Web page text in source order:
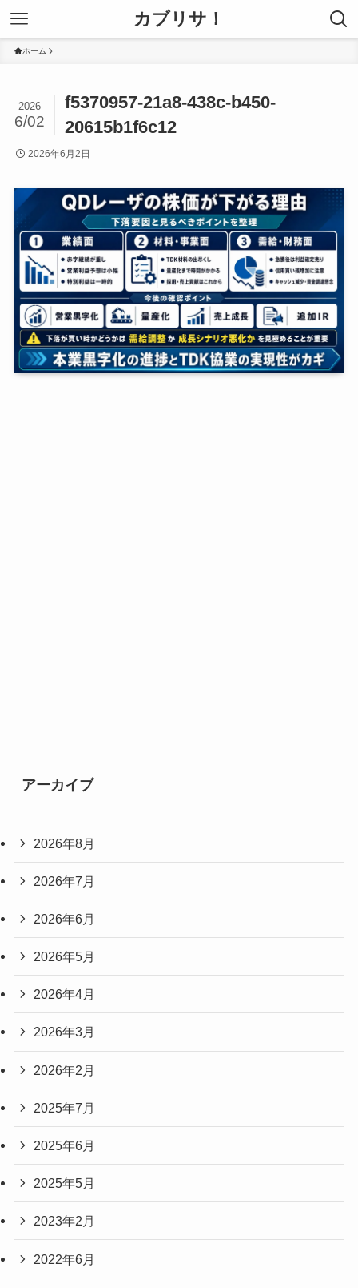
カブリサ！
ホーム
f5370957-21a8-438c-b450-
20615b1f6c12
2026
6/02
2026年6月2日
アーカイブ
2026年8月
2026年7月
2026年6月
2026年5月
2026年4月
2026年3月
2026年2月
2025年7月
2025年6月
2025年5月
2023年2月
2022年6月